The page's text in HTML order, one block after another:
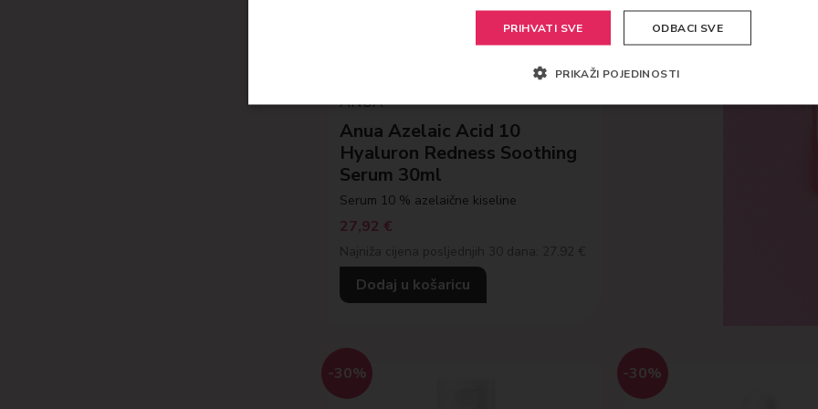
ANUA
Anua Azelaic Acid 10
Hyaluron Redness Soothing
Serum 30ml
Serum 10 % azelaične kiseline
27,92 €
Najniža cijena posljednjih 30 dana: 27.92 €
Dodaj u košaricu
-30% -30%
PRIHVATI SVE ODBACI SVE
PRIKAŽI POJEDINOSTI